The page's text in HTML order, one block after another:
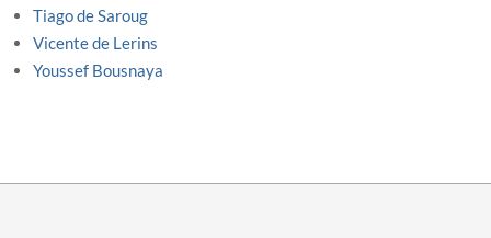
Tiago de Saroug
Vicente de Lerins
Youssef Bousnaya